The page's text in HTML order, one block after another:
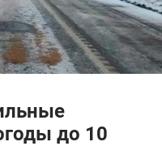
до 10